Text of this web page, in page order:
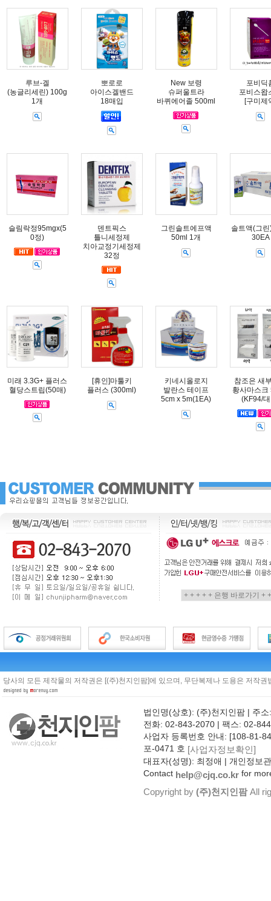
루브-겔
(농글리세린) 100g
1개
뽀로로
아이스겔밴드
18매입
New 보령
슈퍼울트라
바퀴에어졸 500ml
포비딕
포비스왑
[구미제
슬림락정95mgx(5
0정)
덴트픽스
틀니세정제
치아교정기세정제
32정
그린솔트에프액
50ml 1개
솔트액(그
30EA
미래 3.3G+ 플러스
혈당스트립(50매)
[휴인]마툴키
플러스 (300ml)
키네시올로지
발란스 테이프
5cm x 5m(1EA)
참조은 새
황사마스크
(KF94/
당사의 모든 제작물의 저작권은 [(주)천지인팜]에 있으며, 무단복제나 도용은 저작
법인명(상호): (주)천지인팜 | 주
전화: 02-843-2070 | 팩스: 02-
사업자 등록번호 안내: [108-81-
포-0471 호 [사업자정보확인]
대표자(성명): 최정애 | 개인정보
Contact help@cjq.co.kr for
Copyright by (주)천지인팜All